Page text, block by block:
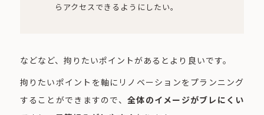
らアクセスできるようにしたい。
などなど、拘りたいポイントがあるとより良いです。
拘りたいポイントを軸にリノベーションをプランニング
することができますので、 全体のイメージがブレにくい